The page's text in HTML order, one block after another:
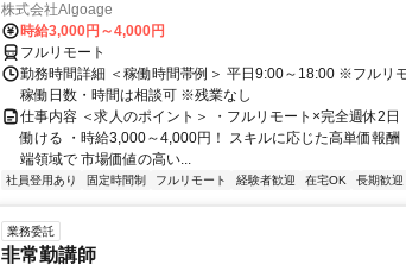
株式会社Algoage
時給3,000円～4,000円
フルリモート
勤務時間詳細 ＜稼働時間帯例＞ 平日9:00～18:00 ※フルリ
稼働日数・時間は相談可 ※残業なし
仕事内容 ＜求人のポイント＞ ・フルリモート×完全週休2日
働ける ・時給3,000～4,000円！ スキルに応じた高単価報酬
端領域で 市場価値の高い...
社員登用あり 固定時間制 フルリモート 経験者歓迎 在宅OK 長期歓迎
業務委託
非常勤講師